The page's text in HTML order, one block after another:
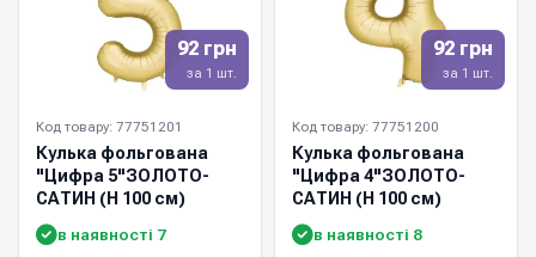
92 грн
за 1 шт.
Код товару: 77751201
Кулька фольгована
"Цифра 5"ЗОЛОТО-
САТИН (Н 100 см)
в наявності 7
92 грн
за 1 шт.
Код товару: 77751200
Кулька фольгована
"Цифра 4"ЗОЛОТО-
САТИН (Н 100 см)
в наявності 8